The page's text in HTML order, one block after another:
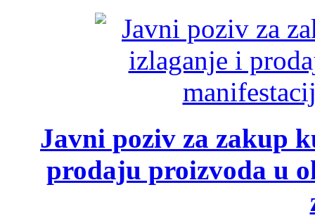
Javni poziv za zakup
prodaju proizvoda u